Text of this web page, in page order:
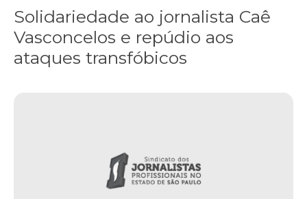
Solidariedade ao jornalista Caê
Vasconcelos e repúdio aos
ataques transfóbicos